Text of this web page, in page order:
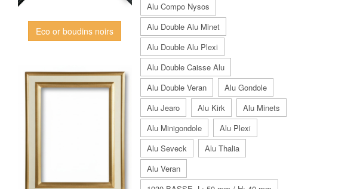
Eco or boudins noirs
Alu Compo Nysos
Alu Double Alu Minet
Alu Double Alu Plexi
Alu Double Caisse Alu
Alu Double Veran
Alu Gondole
Alu Jearo
Alu Kirk
Alu Minets
Alu Minigondole
Alu Plexi
Alu Seveck
Alu Thalia
Alu Veran